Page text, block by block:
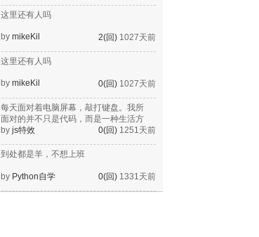
这里还有人吗
by mikeKil 2(回) 1027天前
这里还有人吗
by mikeKil 0(回) 1027天前
每天面对着电脑屏幕，敲打键盘。我所
面对的并不只是代码，而是一种生活方
式。
by js特效 0(回) 1251天前
到处都是羊，不想上班
by Python自学 0(回) 1331天前